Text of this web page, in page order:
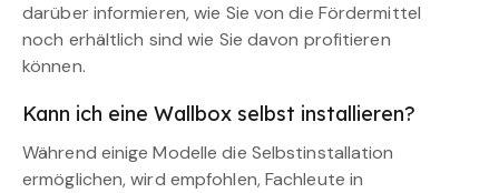
darüber informieren, wie Sie von die Fördermittel
noch erhältlich sind wie Sie davon profitieren
können.
Kann ich eine Wallbox selbst installieren?
Während einige Modelle die Selbstinstallation
ermöglichen, wird empfohlen, Fachleute in